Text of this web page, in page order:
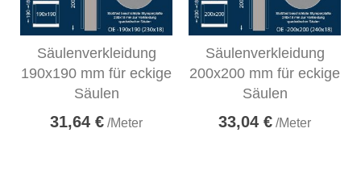
Säulenverkleidung
190x190 mm für eckige
Säulen
31,64 € /Meter
Säulenverkleidung
200x200 mm für eckige
Säulen
33,04 € /Meter